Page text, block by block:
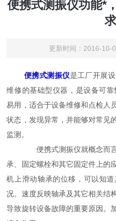
便携式测振仪功能*
求
更新时间：2016-
便携式测振仪是工厂开展
维修的基础型仪器，是设备可
易用，适合于设备维修和点检人
状态，发现异常，并能够对常见
监测。
便携式测振仪就概念而言
承、固定螺栓和其它固定件上的
机上滑动轴承的位移，可以知
况。速度反映轴承及其它相关结
导致旋转设备故障的重要原因。